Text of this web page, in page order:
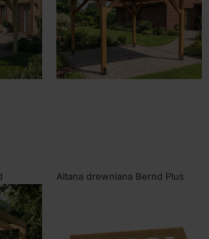
Altana drewniana Bernd Plus